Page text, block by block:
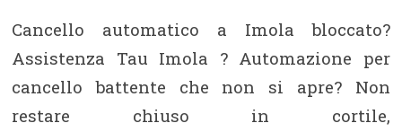
Cancello automatico a Imola bloccato?
Assistenza Tau Imola ? Automazione per
cancello battente che non si apre? Non
restare chiuso in cortile,